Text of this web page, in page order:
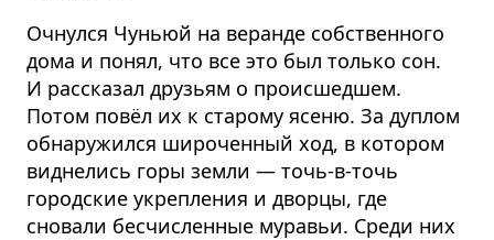
Очнулся Чуньюй на веранде собственного
дома и понял, что все это был только сон.
И рассказал друзьям о происшедшем.
Потом повёл их к старому ясеню. За дуплом
обнаружился широченный ход, в котором
виднелись горы земли — точь-в-точь
городские укрепления и дворцы, где
сновали бесчисленные муравьи. Среди них